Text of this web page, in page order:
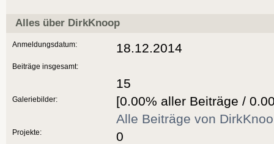
Alles über DirkKnoop
Anmeldungsdatum:
Beiträge insgesamt:
Galeriebilder:
Projekte:
18.12.2014
15
[0.00% aller Beiträge /
Alle Beiträge von
0